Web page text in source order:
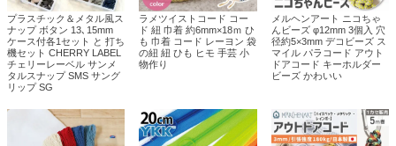
プラスチック＆メタル風ス
ナップ ボタン 13､15mm
ケース付各1セット と 打ち
機セット CHERRY LABEL
チェリーレーベル サンメ
タルスナップ SMS サング
リップ SG
ラメツイストコード コー
ド 紐 巾着 約6mm×18ｍ ひ
も 巾着 コード レーヨン 袋
の紐 紐 ひも ヒモ 手芸 小
物作り
メルヘンアート ニコちゃ
んビーズ φ12mm 3個入 穴
径約5×3mm デコビーズ ス
マイル パラコード アウト
ドアコード キーホルダー
ビーズ かわいい